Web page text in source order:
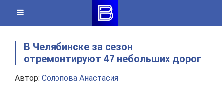
content
В Челябинске за сезон
отремонтируют 47 небольших дорог
Автор: Солопова Анастасия